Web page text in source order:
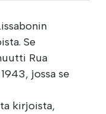
Se
Rua
jossa se
kirjoista,